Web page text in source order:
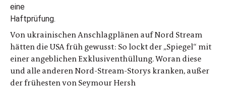
Von ukrainischen Anschlagplänen auf Nord Stream
hätten die USA früh gewusst: So lockt der „Spiegel“ mit
einer angeblichen Exklusiventhüllung. Woran diese
und alle anderen Nord-Stream-Storys kranken, außer
der frühesten von Seymour Hersh